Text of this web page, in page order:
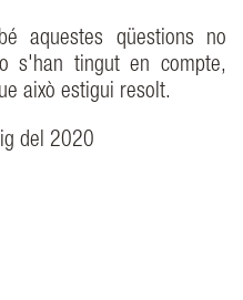
aquestes qüestions no
s'han tingut en compte,
això estigui resolt.
del 2020